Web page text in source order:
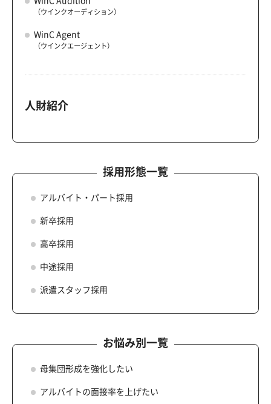
（ウインクオーディション）
WinC Agent
（ウインクエージェント）
人財紹介
採用形態一覧
アルバイト・パート採用
新卒採用
高卒採用
中途採用
派遣スタッフ採用
お悩み別一覧
母集団形成を強化したい
アルバイトの面接率を上げたい